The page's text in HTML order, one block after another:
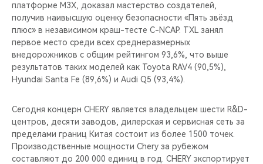
платформе M3X, доказал мастерство создателей,
получив наивысшую оценку безопасности «Пять звёзд
плюс» в независимом краш-тесте C-NCAP. TXL занял
первое место среди всех среднеразмерных
внедорожников с общим рейтингом 93,6%, что выше
результатов таких моделей как Toyota RAV4 (90,5%),
Hyundai Santa Fe (89,6%) и Audi Q5 (93,4%).
Сегодня концерн CHERY является владельцем шести R&D-
центров, десяти заводов, дилерская и сервисная сеть за
пределами границ Китая состоит из более 1500 точек.
Производственные мощности Chery за рубежом
составляют до 200 000 единиц в год. CHERY экспортирует